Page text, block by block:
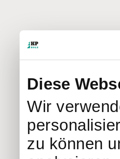
Diese
Wir
zu können